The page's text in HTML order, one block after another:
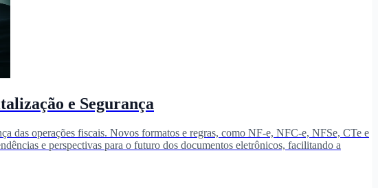
e Segurança
das operações fiscais. Novos formatos e regras, como NF-e, NFC-e, NFSe, CTe e
e perspectivas para o futuro dos documentos eletrônicos, facilitando a